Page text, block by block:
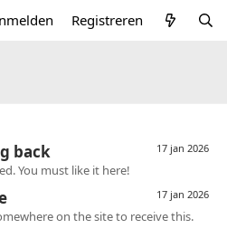
Registreren
17 jan 2026
back
You must like it here!
17 jan 2026
on the site to receive this.